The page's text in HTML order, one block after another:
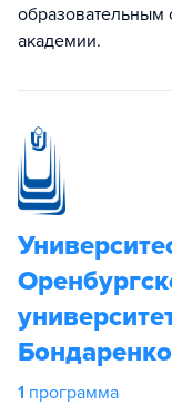
образовательным
академии.
Бондаренко
1 программа